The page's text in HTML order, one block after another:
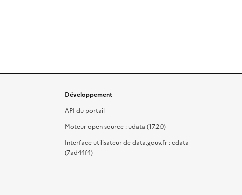
Développement
API du portail
Moteur open source : udata (17.2.0)
Interface utilisateur de data.gouv.fr : cdata
(7ad44f4)